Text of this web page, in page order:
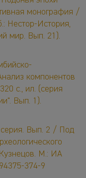
монография /
Нестор-История,
мир. Вып. 21).
компонентов
с., ил. (серия
Вып. 1).
Вып. 2 / Под
М.: ИА
374-9